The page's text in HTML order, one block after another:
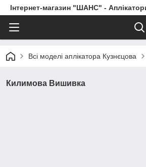
Інтернет-магазин "ШАНС" -
Всі моделі аплікатора Кузнєцова
Килимова Вишивка